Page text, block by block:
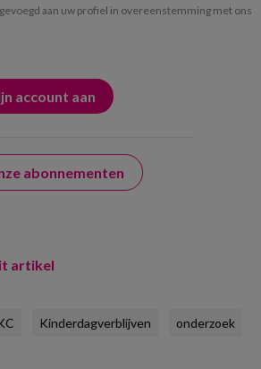
aan uw profiel in overeenstemming met ons
abonnementen
artikel
Kinderdagverblijven onderzoek